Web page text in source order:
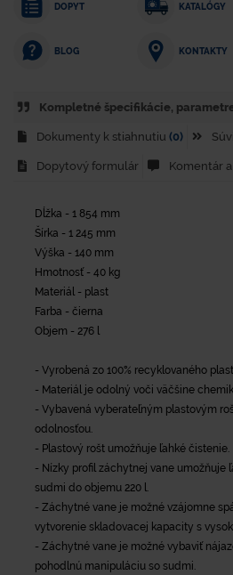
DOPYT KATALÓGY
BLOG KONTAKTY
Kompletné špecifikácie,
Dokumenty k stiahnutiu (0)
Dopytový formulár Komentár
Dĺžka - 1 854 mm
Šírka - 1 245 mm
Výška - 140 mm
Hmotnosť - 40 kg
Materiál - plast
Farba - čierna
Objem - 276 l
- Vyrobená zo 100% recyklovaného
- Materiál je odolný voči väčšine
- Vybavená vyberateľným plastovým
odolnosťou.
- Plastový rošt umožňuje ľahké čistenie.
- Nízky profil záchytnej vane umožňuje
sudmi do objemu 220 l.
- Záchytné vane je možné vzájomne
vytvorenie skladovacej kapacity s
- Záchytné vane je možné vybaviť
pohodlnú manipuláciu so sudmi.